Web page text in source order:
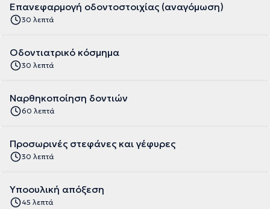
Επανεφαρμογή οδοντοστοιχίας (αναγόμωση)
30 λεπτά
Οδοντιατρικό κόσμημα
30 λεπτά
Ναρθηκοποίηση δοντιών
60 λεπτά
Προσωρινές στεφάνες και γέφυρες
30 λεπτά
Υποουλική απόξεση
45 λεπτά